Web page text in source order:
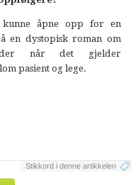
kunne åpne opp for en
en dystopisk roman om
sider når det gjelder
pasient og lege.
Stikkord i denne artikkelen